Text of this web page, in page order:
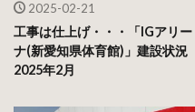
2025-02-21
工事は仕上げ・・・「IGアリー
ナ(新愛知県体育館)」建設状況
2025年2月